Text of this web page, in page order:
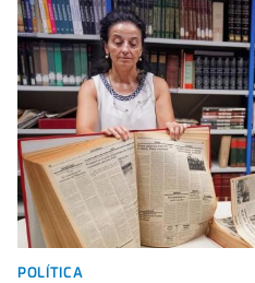
POLÍTICA